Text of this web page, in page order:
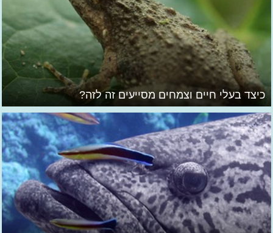
כיצד בעלי חיים וצמחים מסייעים זה לזה?